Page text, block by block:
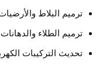
ترميم البلاط
ترميم الطلاء والدهانات
تحديث التركيبات